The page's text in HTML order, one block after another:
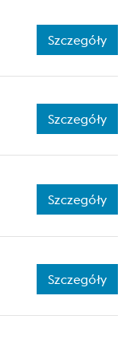
Szczegóły
Szczegóły
Szczegóły
Szczegóły